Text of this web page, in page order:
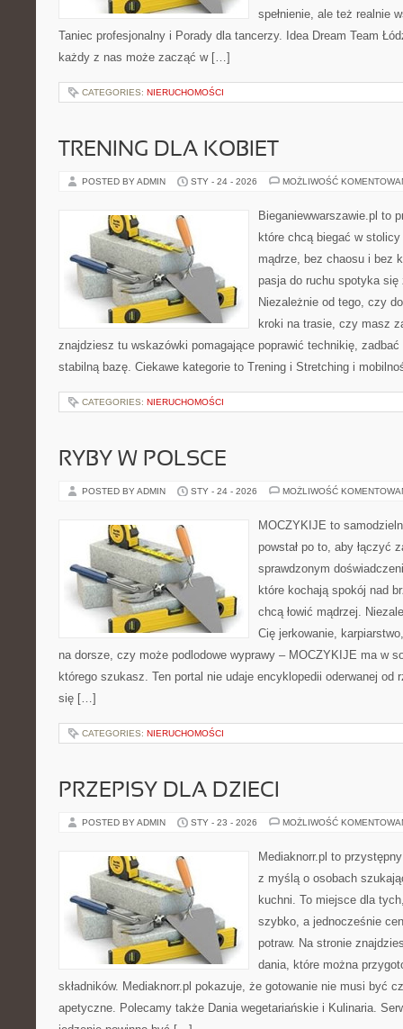
spełnienie, ale też realnie
Taniec profesjonalny i Porady dla tancerzy. Idea Dream Team
każdy z nas może zacząć w […]
CATEGORIES: NIERUCHOMOŚCI
TRENING DLA KOBIET
POSTED BY ADMIN STY - 24 - 2026 MOŻLIWOŚĆ
Bieganiewwarszawie.pl to
które chcą biegać w
mądrze, bez chaosu i bez
pasja do ruchu spotyka się
Niezależnie od tego, czy
kroki na trasie, czy masz
znajdziesz tu wskazówki pomagające poprawić technikię,
stabilną bazę. Ciekawe kategorie to Trening i Stretching i
CATEGORIES: NIERUCHOMOŚCI
RYBY W POLSCE
POSTED BY ADMIN STY - 24 - 2026 MOŻLIWOŚĆ
MOCZYKIJE to
powstał po to, aby łączyć
sprawdzonym
które kochają spokój nad
chcą łowić mądrzej.
Cię jerkowanie,
na dorsze, czy może podlodowe wyprawy – MOCZYKIJE ma w
którego szukasz. Ten portal nie udaje encyklopedii oderwanej
się […]
CATEGORIES: NIERUCHOMOŚCI
PRZEPISY DLA DZIECI
POSTED BY ADMIN STY - 23 - 2026 MOŻLIWOŚĆ
Mediaknorr.pl to
z myślą o osobach
kuchni. To miejsce dla
szybko, a jednocześnie
potraw. Na stronie
dania, które można
składników. Mediaknorr.pl pokazuje, że gotowanie nie musi być
apetyczne. Polecamy także Dania wegetariańskie i Kulinaria.